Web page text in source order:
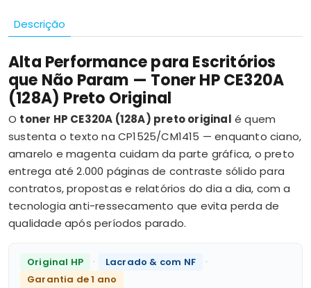
Descrição
Alta Performance para Escritórios
que Não Param — Toner HP CE320A
(128A) Preto Original
O toner HP CE320A (128A) preto original é quem
sustenta o texto na CP1525/CM1415 — enquanto ciano,
amarelo e magenta cuidam da parte gráfica, o preto
entrega até 2.000 páginas de contraste sólido para
contratos, propostas e relatórios do dia a dia, com a
tecnologia anti-ressecamento que evita perda de
qualidade após períodos parado.
Original HP · Lacrado & com NF ·
Garantia de 1 ano